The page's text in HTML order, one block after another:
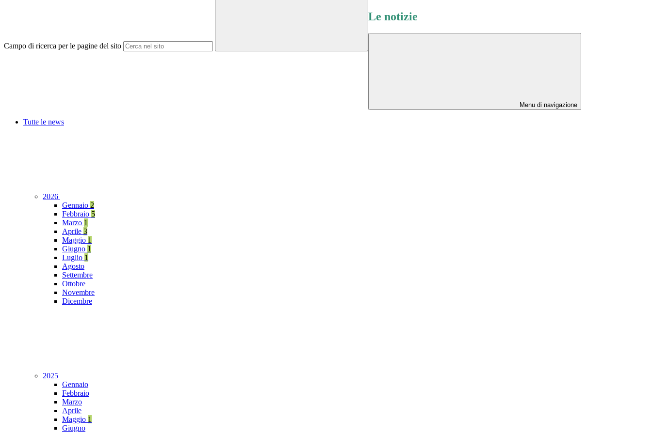
Campo di ricerca per le pagine del sito
Le notizie
Menu di navigazione
Tutte le news
2026
Gennaio 2
Febbraio 5
Marzo 1
Aprile 3
Maggio 1
Giugno 1
Luglio 1
Agosto
Settembre
Ottobre
Novembre
Dicembre
2025
Gennaio
Febbraio
Marzo
Aprile
Maggio 1
Giugno